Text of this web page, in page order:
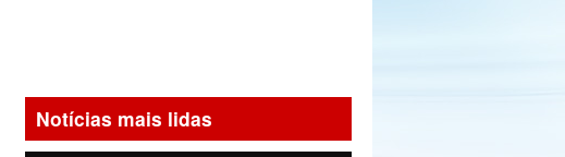
Notícias mais lidas